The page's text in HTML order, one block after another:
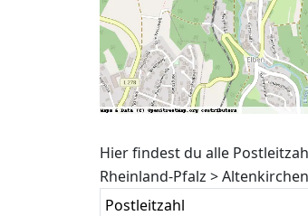
Hier findest du alle
Rheinland-Pfalz >
Postleitzahl